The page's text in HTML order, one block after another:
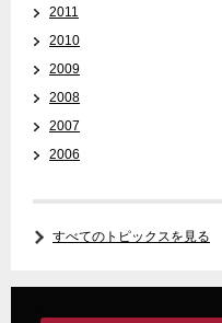
2011
2010
2009
2008
2007
2006
すべてのトピックスを見る